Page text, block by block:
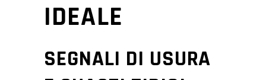
IDEALE
SEGNALI DI USURA